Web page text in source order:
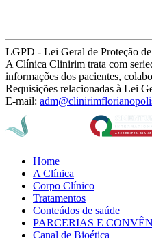
LGPD - Lei Geral de Proteção de
A Clínica Clinirim trata com
informações dos pacientes,
Requisições relacionadas à Lei
E-mail:
Home
A Clínica
Corpo Clínico
Tratamentos
Conteúdos de saúde
PARCERIAS E
Canal de Bioética